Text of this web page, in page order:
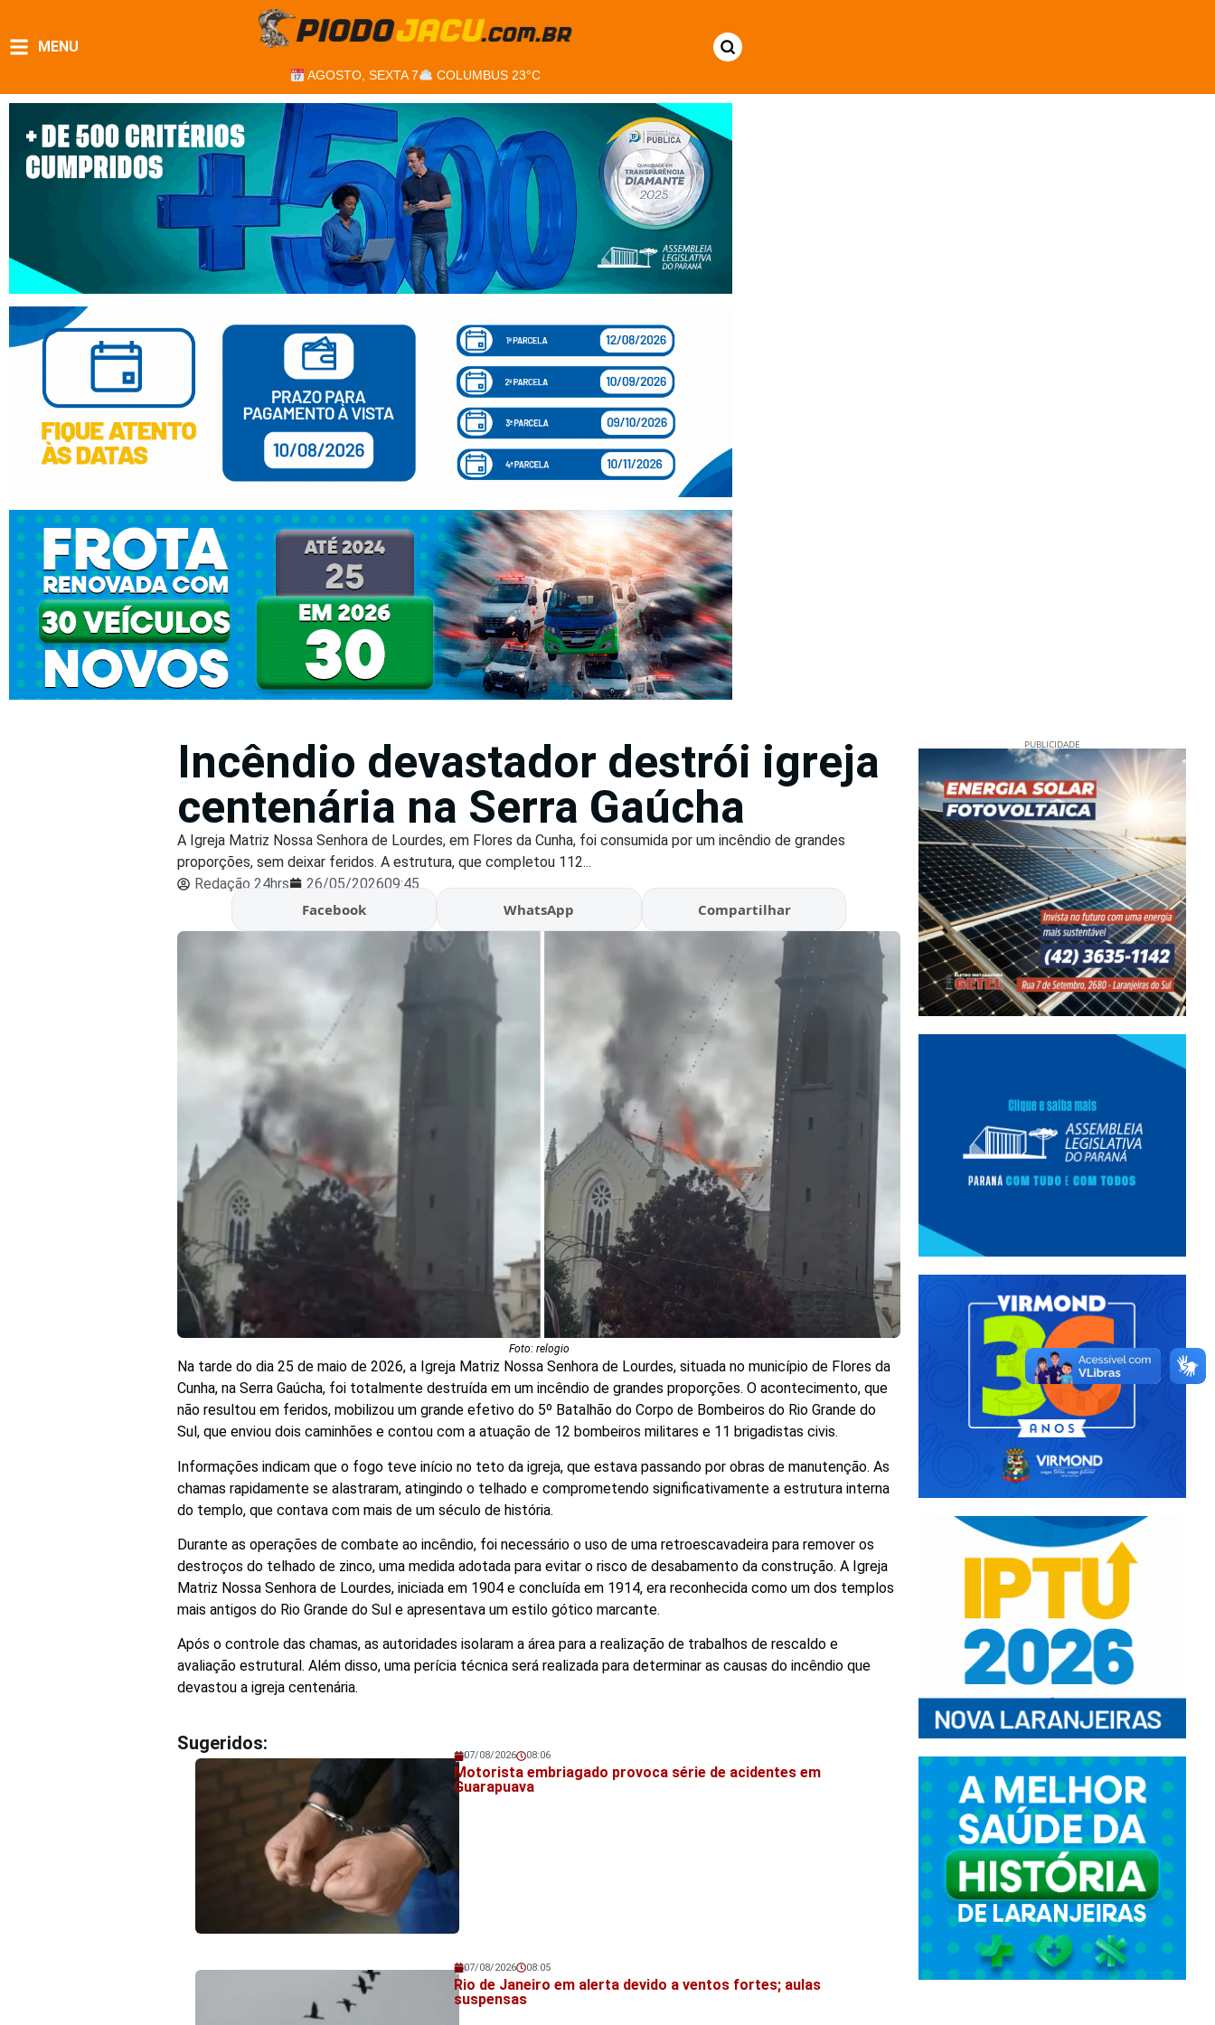
MENU
AGOSTO, SEXTA 7 COLUMBUS 23°C
Incêndio devastador destrói igreja
centenária na Serra Gaúcha
A Igreja Matriz Nossa Senhora de Lourdes, em Flores da Cunha, foi consumida por um incêndio de grandes
proporções, sem deixar feridos. A estrutura, que completou 112...
Redação 24hrs
26/05/202609:45
Facebook WhatsApp Compartilhar
Foto: relogio
Na tarde do dia 25 de maio de 2026, a Igreja Matriz Nossa Senhora de Lourdes, situada no município de Flores da
Cunha, na Serra Gaúcha, foi totalmente destruída em um incêndio de grandes proporções. O acontecimento, que
não resultou em feridos, mobilizou um grande efetivo do 5º Batalhão do Corpo de Bombeiros do Rio Grande do
Sul, que enviou dois caminhões e contou com a atuação de 12 bombeiros militares e 11 brigadistas civis.
Informações indicam que o fogo teve início no teto da igreja, que estava passando por obras de manutenção. As
chamas rapidamente se alastraram, atingindo o telhado e comprometendo significativamente a estrutura interna
do templo, que contava com mais de um século de história.
Durante as operações de combate ao incêndio, foi necessário o uso de uma retroescavadeira para remover os
destroços do telhado de zinco, uma medida adotada para evitar o risco de desabamento da construção. A Igreja
Matriz Nossa Senhora de Lourdes, iniciada em 1904 e concluída em 1914, era reconhecida como um dos templos
mais antigos do Rio Grande do Sul e apresentava um estilo gótico marcante.
Após o controle das chamas, as autoridades isolaram a área para a realização de trabalhos de rescaldo e
avaliação estrutural. Além disso, uma perícia técnica será realizada para determinar as causas do incêndio que
devastou a igreja centenária.
Sugeridos:
Veja também!
07/08/2026 08:06
Motorista embriagado provoca série de acidentes em
Guarapuava
Veja também!
07/08/2026 08:05
Rio de Janeiro em alerta devido a ventos fortes; aulas
suspensas
PUBLICIDADE